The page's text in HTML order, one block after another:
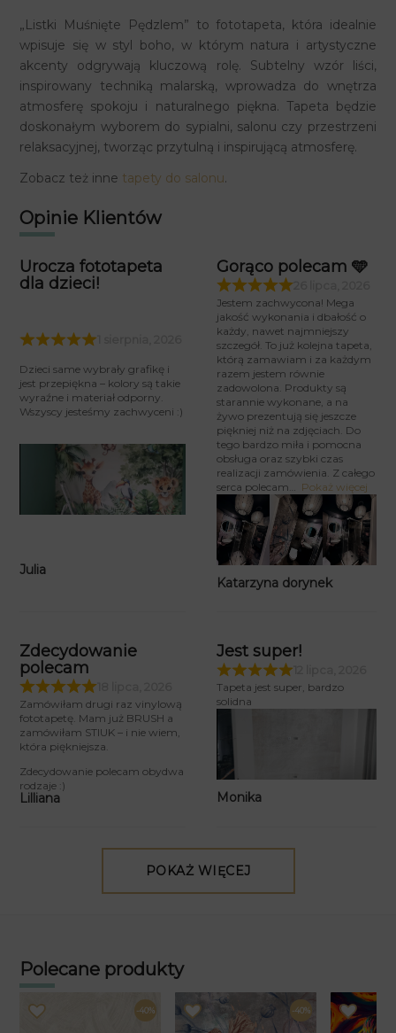
„Listki Muśnięte Pędzlem” to fototapeta, która idealnie
wpisuje się w styl boho, w którym natura i artystyczne
akcenty odgrywają kluczową rolę. Subtelny wzór liści,
inspirowany techniką malarską, wprowadza do wnętrza
atmosferę spokoju i naturalnego piękna. Tapeta będzie
doskonałym wyborem do sypialni, salonu czy przestrzeni
relaksacyjnej, tworząc przytulną i inspirującą atmosferę.
Zobacz też inne tapety do salonu.
Opinie Klientów
Urocza fototapeta
dla dzieci!
Dzieci same wybrały grafikę i
jest przepiękna – kolory są takie
wyraźne i materiał odporny.
Wszyscy jesteśmy zachwyceni :)
Julia
Gorąco polecam 🩵
Jestem zachwycona! Mega
jakość wykonania i dbałość o
każdy, nawet najmniejszy
szczegół. To już kolejna tapeta,
którą zamawiam i za każdym
razem jestem równie
zadowolona. Produkty są
starannie wykonane, a na
żywo prezentują się jeszcze
piękniej niż na zdjęciach. Do
tego bardzo miła i pomocna
obsługa oraz szybki czas
realizacji zamówienia. Z całego
serca polecam
Pokaż więcej
Katarzyna dorynek
Zdecydowanie
polecam
18 lipca, 2026
Zamówiłam drugi raz vinylową
fototapetę. Mam już BRUSH a
zamówiłam STIUK – i nie wiem,
która piękniejsza.
Zdecydowanie polecam obydwa
rodzaje :)
Lilliana
Jest super!
Tapeta jest super, bardzo
solidna
Monika
POKAŻ WIĘCEJ
Polecane produkty
-40% -40%